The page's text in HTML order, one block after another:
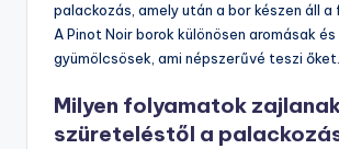
palackozás, amely után a bor készen áll a
A Pinot Noir borok különösen aromásak és
gyümölcsösek, ami népszerűvé teszi őket.
Milyen folyamatok
szüreteléstől a